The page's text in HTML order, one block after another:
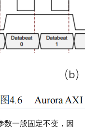
数一般固定不变，因